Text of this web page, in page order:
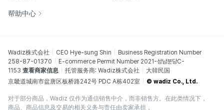
帮助中心
Wadiz株式会社 CEO Hye-sung Shin
Business Registration Number
258-87-01370
E-commerce Permit Number 2021-성남분당C-
1153 查看商家信息 托管服务商: Wadiz株式会社
大韓民国
京畿道城南市盆唐区板桥路242号 PDC A栋402室
© wadiz Co., Ltd.
对于部分商品，Wadiz 仅作为通信销售中介，而非销售方。在此类情况下，
商品、商品信息及交易的相关义务与责任由卖家承担，